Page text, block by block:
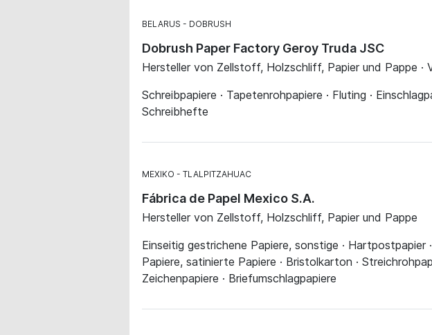
BELARUS DOBRUSH
Dobrush Paper Factory Geroy Truda JSC
Hersteller von Zellstoff, Holzschliff, Papier und Pappe ·
Schreibpapiere · Tapetenrohpapiere · Fluting ·
Schreibhefte
MEXIKO TLALPITZAHUAC
Fábrica de Papel Mexico S.A.
Hersteller von Zellstoff, Holzschliff, Papier und Pappe
Einseitig gestrichene Papiere, sonstige · Hartpostpapier
Papiere, satinierte Papiere · Bristolkarton ·
Zeichenpapiere · Briefumschlagpapiere